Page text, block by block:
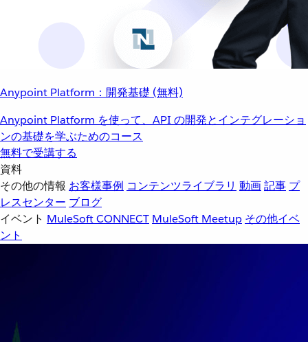
Anypoint Platform：開発基礎 (無料)
Anypoint Platform を使って、API の開発とインテグレーショ
ンの基礎を学ぶためのコース
無料で受講する
資料
その他の情報 お客様事例 コンテンツライブラリ 動画記事 プ
レスセンター ブログ
イベント MuleSoft CONNECT MuleSoft Meetup その他イベ
ント